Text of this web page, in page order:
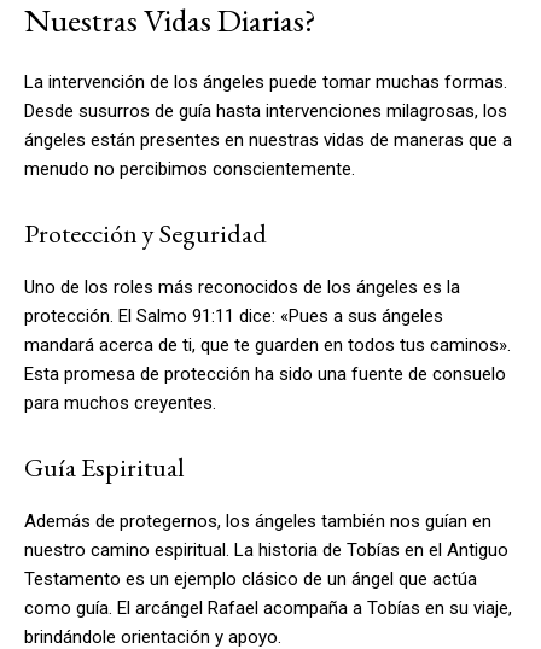
Nuestras Vidas Diarias?
La intervención de los ángeles puede tomar muchas formas.
Desde susurros de guía hasta intervenciones milagrosas, los
ángeles están presentes en nuestras vidas de maneras que a
menudo no percibimos conscientemente.
Protección y Seguridad
Uno de los roles más reconocidos de los ángeles es la
protección. El Salmo 91:11 dice: «Pues a sus ángeles
mandará acerca de ti, que te guarden en todos tus caminos».
Esta promesa de protección ha sido una fuente de consuelo
para muchos creyentes.
Guía Espiritual
Además de protegernos, los ángeles también nos guían en
nuestro camino espiritual. La historia de Tobías en el Antiguo
Testamento es un ejemplo clásico de un ángel que actúa
como guía. El arcángel Rafael acompaña a Tobías en su viaje,
brindándole orientación y apoyo.